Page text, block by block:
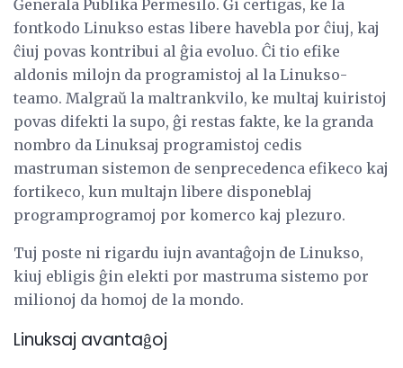
Ĝenerala Publika Permesilo. Ĝi certigas, ke la
fontkodo Linukso estas libere havebla por ĉiuj, kaj
ĉiuj povas kontribui al ĝia evoluo. Ĉi tio efike
aldonis milojn da programistoj al la Linukso-
teamo. Malgraŭ la maltrankvilo, ke multaj kuiristoj
povas difekti la supo, ĝi restas fakte, ke la granda
nombro da Linuksaj programistoj cedis
mastruman sistemon de senprecedenca efikeco kaj
fortikeco, kun multajn libere disponeblaj
programprogramoj por komerco kaj plezuro.
Tuj poste ni rigardu iujn avantaĝojn de Linukso,
kiuj ebligis ĝin elekti por mastruma sistemo por
milionoj da homoj de la mondo.
Linuksaj avantaĝoj